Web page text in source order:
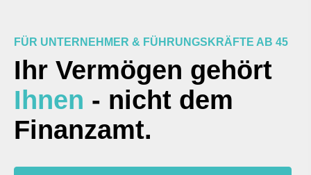
FÜR UNTERNEHMER & FÜHRUNGSKRÄFTE AB 45
Ihr Vermögen gehört
Ihnen - nicht dem
Finanzamt.